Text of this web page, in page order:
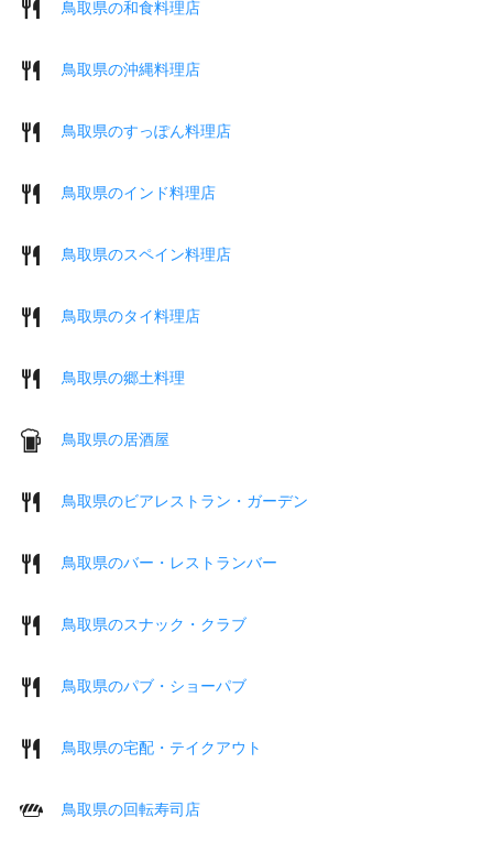
鳥取県の和食料理店
鳥取県の沖縄料理店
鳥取県のすっぽん料理店
鳥取県のインド料理店
鳥取県のスペイン料理店
鳥取県のタイ料理店
鳥取県の郷土料理
鳥取県の居酒屋
鳥取県のビアレストラン・ガーデン
鳥取県のバー・レストランバー
鳥取県のスナック・クラブ
鳥取県のパブ・ショーパブ
鳥取県の宅配・テイクアウト
鳥取県の回転寿司店